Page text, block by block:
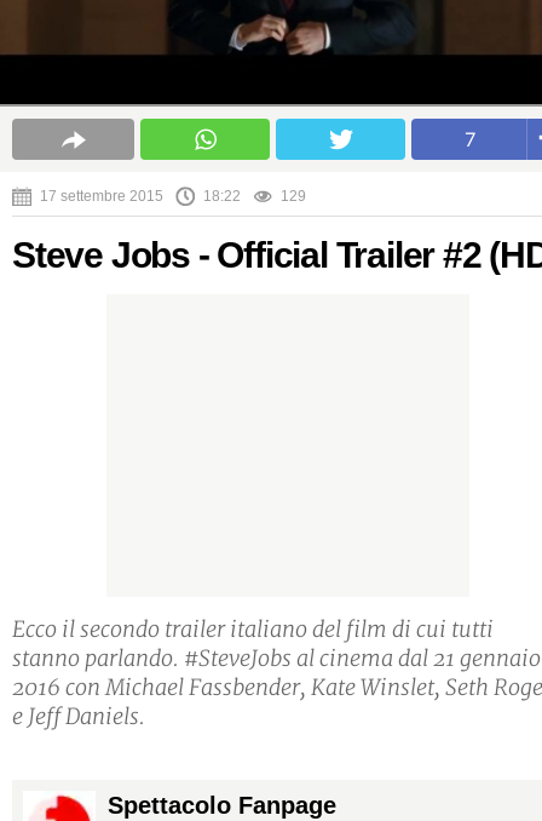
7
17 settembre 2015 18:22 129
Steve Jobs - Official Trailer #2
Ecco il secondo trailer italiano del film di cui tutti
stanno parlando. #SteveJobs al cinema dal 21 gennaio
2016 con Michael Fassbender, Kate Winslet, Seth
e Jeff Daniels.
Spettacolo Fanpage